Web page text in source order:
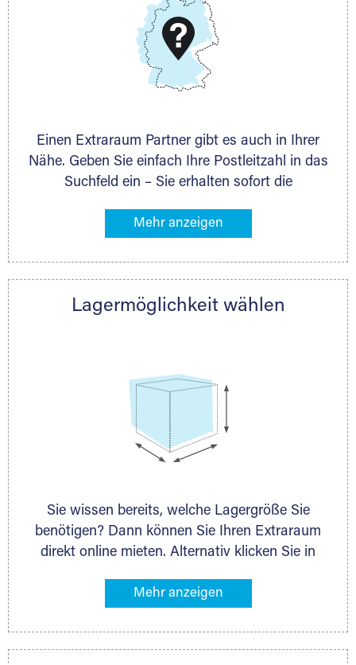
www.dmg-ag.com
Einen Extraraum Partner gibt es auch in Ihrer
Nähe. Geben Sie einfach Ihre Postleitzahl in das
Suchfeld ein – Sie erhalten sofort die
Lagermöglichkeiten in Ihrer Nähe. An zahlreichen
direkt online mieten. Gibt es Extraraum noch
nächstgelegenen Partner und besprechen alles
Lagermöglichkeit wählen
Sie wissen bereits, welche Lagergröße Sie
benötigen? Dann können Sie Ihren Extraraum
direkt online mieten. Alternativ klicken Sie in
Gegenstände an, die Sie einlagern möchten –
ermittelt. Natürlich steht Ihnen Ihr Extraraum